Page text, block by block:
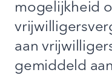
mogelijkheid
aan
gemiddeld